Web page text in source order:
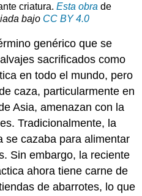
criatura. Esta obra de
bajo CC BY 4.0
genérico que se
sacrificados como
en todo el mundo, pero
caza, particularmente en
Asia, amenazan con la
Tradicionalmente, la
se cazaba para alimentar
Sin embargo, la reciente
ahora tiene carne de
de abarrotes, lo que